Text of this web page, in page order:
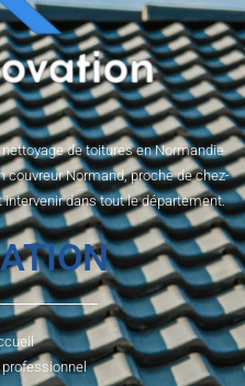
de toitures en Normandie
couvreur Normand, proche de chez-
dans tout le département.